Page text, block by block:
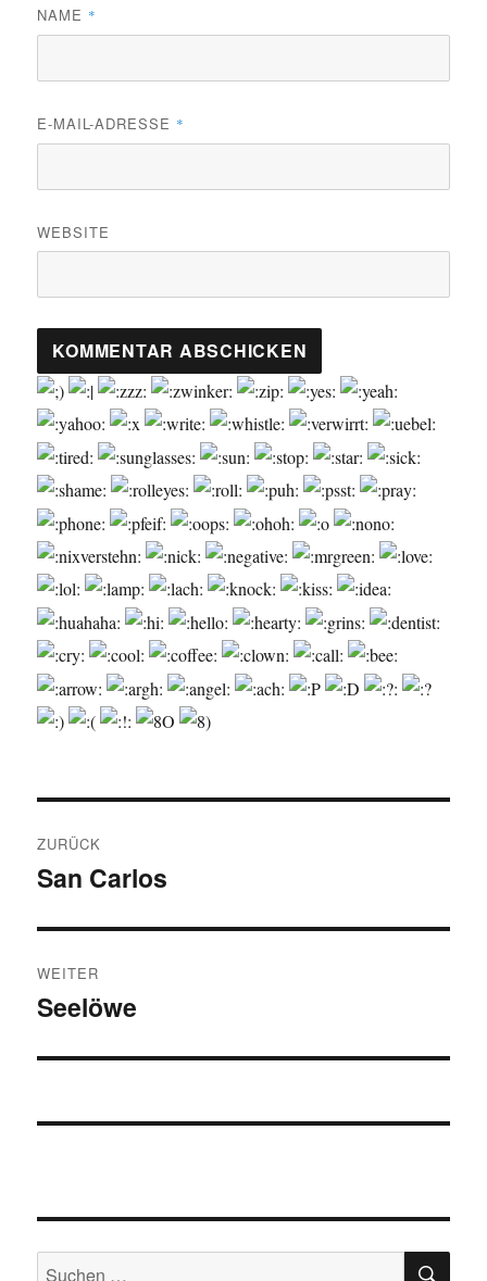
NAME *
E-MAIL-ADRESSE *
WEBSITE
ZURÜCK
Vorheriger
San Carlos
WEITER
Nächster
Seelöwe
Suchen